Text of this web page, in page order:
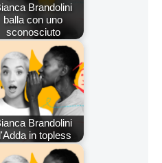
Brandolini
balla con uno
sconosciuto
Brandolini
in topless